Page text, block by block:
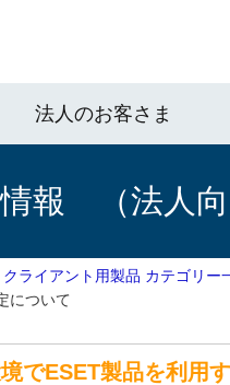
法人のお客さま
報 （法人向
ライアント用製品 カテゴリー
について
でESET製品を利用